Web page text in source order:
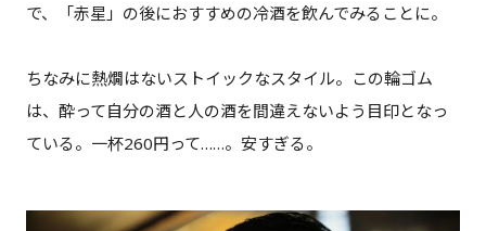
で、「赤星」の後におすすめの冷酒を飲んでみることに。
ちなみに熱燗はないストイックなスタイル。この輪ゴム
は、酔って自分の酒と人の酒を間違えないよう目印となっ
ている。一杯260円って……。安すぎる。